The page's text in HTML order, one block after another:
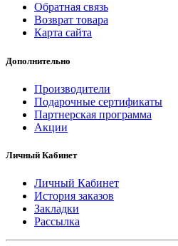
Обратная связь
Возврат товара
Карта сайта
Дополнительно
Производители
Подарочные сертификаты
Партнерская программа
Акции
Личный Кабинет
Личный Кабинет
История заказов
Закладки
Рассылка